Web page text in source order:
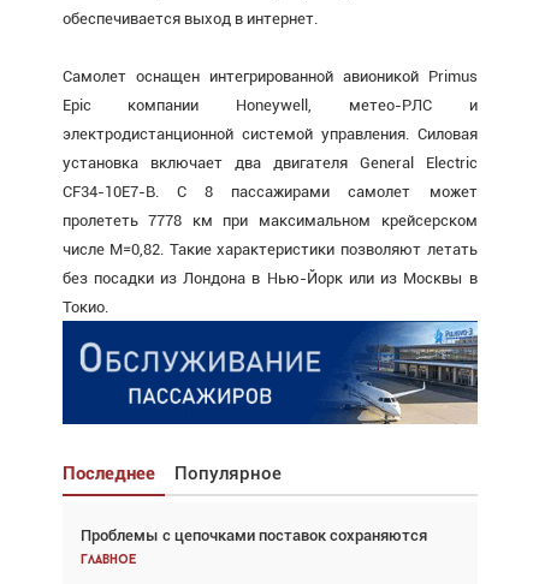
обеспечивается выход в интернет.
Самолет оснащен интегрированной авионикой Primus
Epic компании Honeywell, метео-РЛС и
электродистанционной системой управления. Силовая
установка включает два двигателя General Electric
CF34-10E7-B. С 8 пассажирами самолет может
пролететь 7778 км при максимальном крейсерском
числе М=0,82. Такие характеристики позволяют летать
без посадки из Лондона в Нью-Йорк или из Москвы в
Токио.
Последнее Популярное
Проблемы с цепочками поставок сохраняются
Главное
Взгляд с высоты: тандем вертолётов и БПЛА в
спасательных операциях